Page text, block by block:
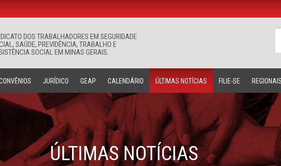
DOS TRABALHADORES EM SEGURIDADE
SAÚDE, PREVIDÊNCIA, TRABALHO E
SOCIAL EM MINAS GERAIS.
Buscar
JURÍDICO GEAP CALENDÁRIO ÚLTIMAS NOTÍCIAS FILIE-SE REGIONAIS
ÚLTIMAS NOTÍCIAS